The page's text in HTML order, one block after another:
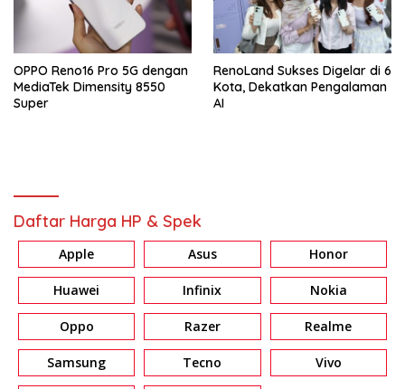
OPPO Reno16 Pro 5G dengan
MediaTek Dimensity 8550
Super
RenoLand Sukses Digelar di 6
Kota, Dekatkan Pengalaman
AI
Daftar Harga HP & Spek
Apple Asus Honor
Huawei Infinix Nokia
Oppo Razer Realme
Samsung Tecno Vivo